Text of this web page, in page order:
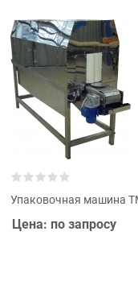
Упаковочная машина
Цена: по запросу